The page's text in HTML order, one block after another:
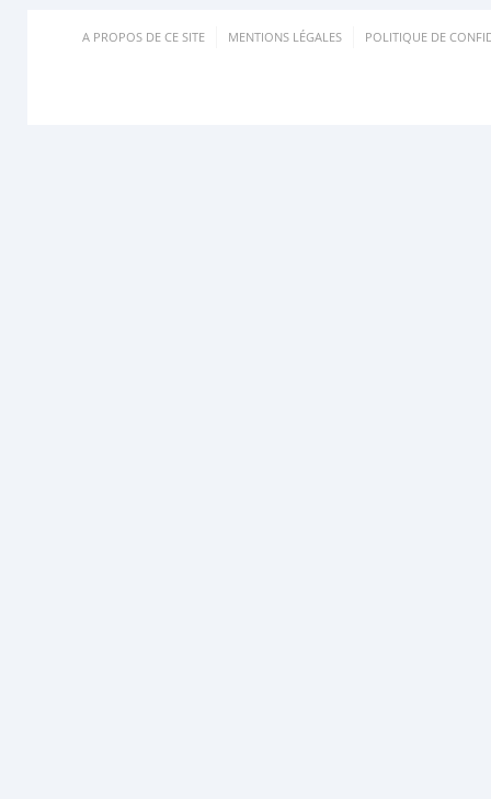
A PROPOS DE CE SITE MENTIONS LÉGALES POLITIQUE DE